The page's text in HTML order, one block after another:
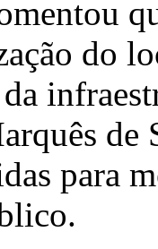
do
de
para